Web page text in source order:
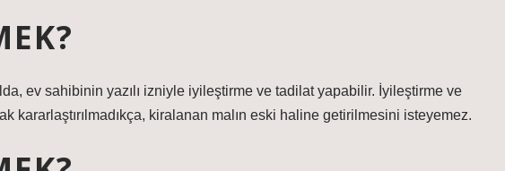
ev sahibinin yazılı izniyle iyileştirme ve tadilat yapabilir. İyileştirme ve
kararlaştırılmadıkça, kiralanan malın eski haline getirilmesini isteyemez.